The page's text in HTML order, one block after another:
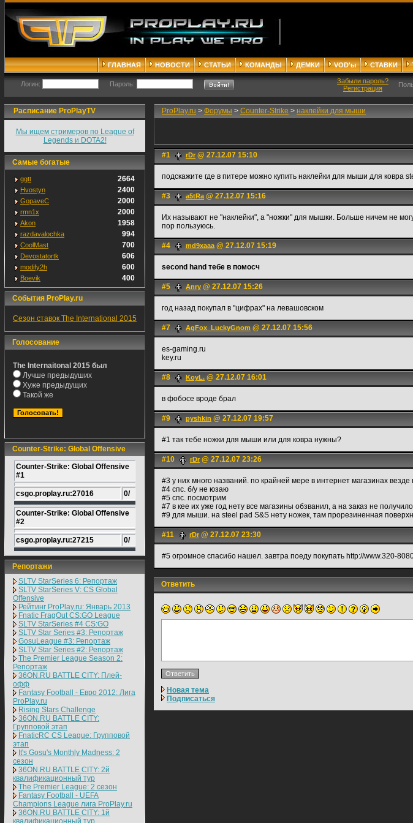
ГЛАВНАЯ НОВОСТИ СТАТЬИ КОМАНДЫ ДЕМКИ VOD'ы СТАВКИ
Логин: Пароль:
Забыли пароль?
Регистрация
Расписание ProPlayTV
Мы ищем стримеров по League of
Legends и DOTA2!
Самые богатые
ggtt 2664
Hvostyn 2400
GopaveC 2000
rmn1x 2000
Akon 1958
razdavalochka 994
CoolMast 700
Devostatortk 606
modify2h 600
Boevik 400
События ProPlay.ru
Сезон ставок The International 2015
Голосование
The Internaitonal 2015 был
Лучше предыдуших
Хуже предыдущих
Такой же
Counter-Strike: Global Offensive
Counter-Strike: Global Offensive
#1
csgo.proplay.ru:27016 0/
Counter-Strike: Global Offensive
#2
csgo.proplay.ru:27215 0/
Репортажи
SLTV StarSeries 6: Репортаж
SLTV StarSeries V: CS Global
Offensive
Рейтинг ProPlay.ru: Январь 2013
Fnatic FragOut CS:GO League
SLTV StarSeries #4 CS:GO
SLTV Star Series #3: Репортаж
GosuLeague #3: Репортаж
SLTV Star Series #2: Репортаж
The Premier League Season 2:
Репортаж
36ON.RU BATTLE CITY: Плей-
офф
Fantasy Football - Евро 2012: Лига
ProPlay.ru
Rising Stars Challenge
36ON.RU BATTLE CITY:
Групповой этап
FnaticRC CS League: Групповой
этап
It's Gosu's Monthly Madness: 2
сезон
36ON.RU BATTLE CITY: 2й
квалификационный тур
The Premier League: 2 cезон
Fantasy Football - UEFA
Champions League лига ProPlay.ru
36ON.RU BATTLE CITY: 1й
квалификационный тур
ProPlay.ru > Форумы > Counter-Strike > наклейки для мыши
#1 rDr @ 27.12.07 15:10
подскажите где в питере можно купить наклейки для мыши для ковра
#3 a5tRa@ 27.12.07 15:16
Их называют не "наклейки", а "ножки" для мышки. Больше ничем не
пор пользуюсь.
#4 md9xaaa@ 27.12.07 15:19
second hand тебе в помосч
#5 Anry @ 27.12.07 15:26
год назад покупал в "цифрах" на левашовском
#7 AgFox_LuckyGnom @ 27.12.07 15:56
es-gaming.ru
key.ru
#8 KoyL. @ 27.12.07 16:01
в фобосе вроде брал
#9 pyshkin @ 27.12.07 19:57
#1 так тебе ножки для мыши или для ковра нужны?
#10 rDr @ 27.12.07 23:26
#3 у них много названий. по крайней мере в интернет магазинах
#4 спс. б/у не юзаю
#5 спс. посмотрим
#7 в кее их уже год нету все магазины обзванил, а на заказ не
#9 для мыши. на steel pad S&S нету ножек, там прорезиненная
#11 rDr @ 27.12.07 23:30
#5 огромное спасибо нашел. завтра поеду покупать http://www.320-
Ответить
Новая тема
Подписаться